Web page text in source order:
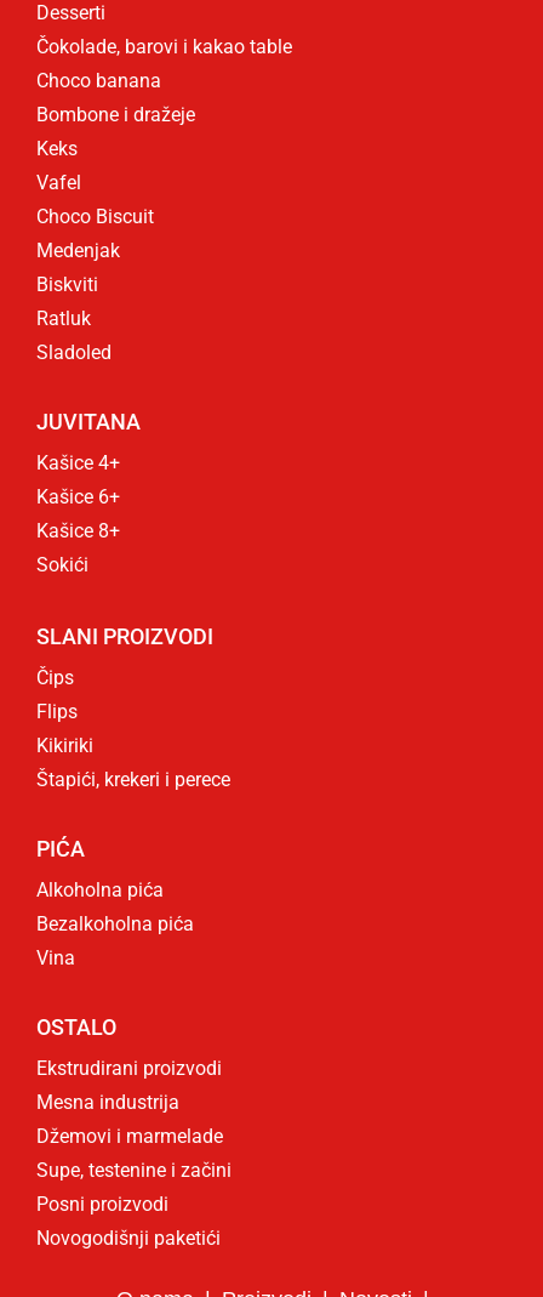
Desserti
Čokolade, barovi i kakao table
Choco banana
Bombone i dražeje
Keks
Vafel
Choco Biscuit
Medenjak
Biskviti
Ratluk
Sladoled
JUVITANA
Kašice 4+
Kašice 6+
Kašice 8+
Sokići
SLANI PROIZVODI
Čips
Flips
Kikiriki
Štapići, krekeri i perece
PIĆA
Alkoholna pića
Bezalkoholna pića
Vina
OSTALO
Ekstrudirani proizvodi
Mesna industrija
Džemovi i marmelade
Supe, testenine i začini
Posni proizvodi
Novogodišnji paketići